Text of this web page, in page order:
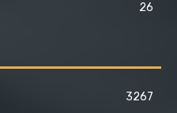
26
3267